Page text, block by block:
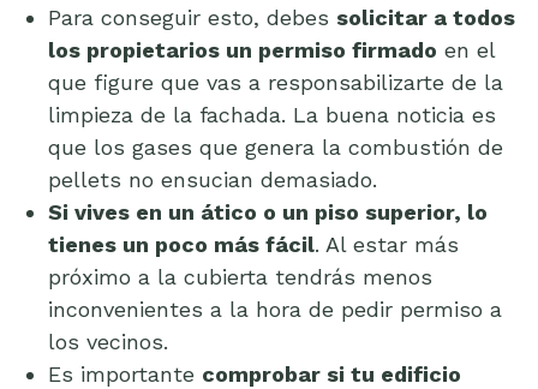
Para conseguir esto, debes solicitar a todos
los propietarios un permiso firmado en el
que figure que vas a responsabilizarte de la
limpieza de la fachada. La buena noticia es
que los gases que genera la combustión de
pellets no ensucian demasiado.
Si vives en un ático o un piso superior, lo
tienes un poco más fácil. Al estar más
próximo a la cubierta tendrás menos
inconvenientes a la hora de pedir permiso a
los vecinos.
Es importante comprobar si tu edificio